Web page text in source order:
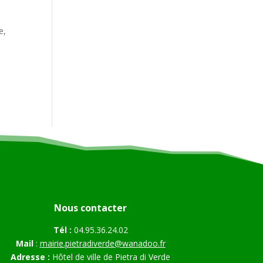
Nous contacter
Tél : 04.95.36.24.02
Mail: mairie.pietradiverde@wanadoo.fr
Adresse : Hôtel de ville de Pietra di Verde